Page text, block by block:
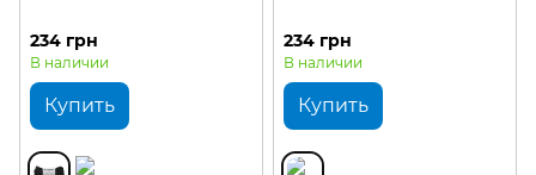
234 грн
В наличии
Купить
234 грн
В наличии
Купить